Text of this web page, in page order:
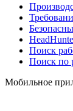
Поиск
Поиск по
Мобильное